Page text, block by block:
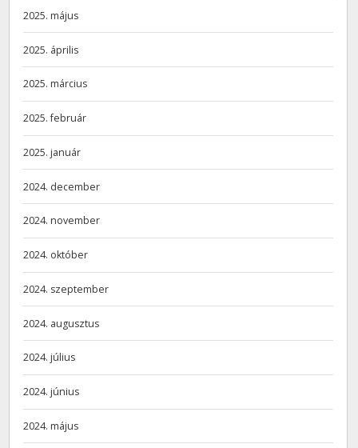
2025. május
2025. április
2025. március
2025. február
2025. január
2024. december
2024. november
2024. október
2024. szeptember
2024. augusztus
2024. július
2024. június
2024. május